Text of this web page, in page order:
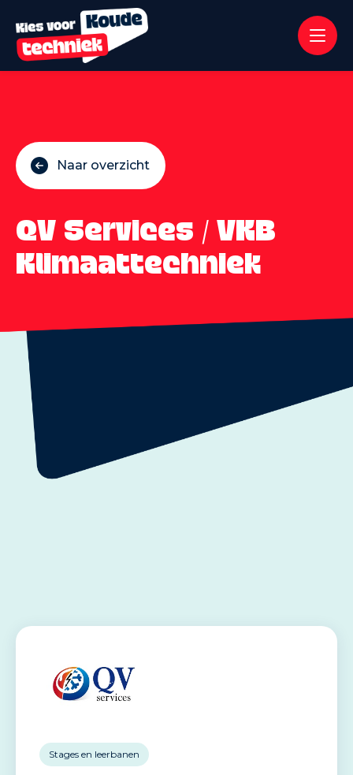
Naar overzicht
QV Services / VKB
Klimaattechniek
Stages en leerbanen